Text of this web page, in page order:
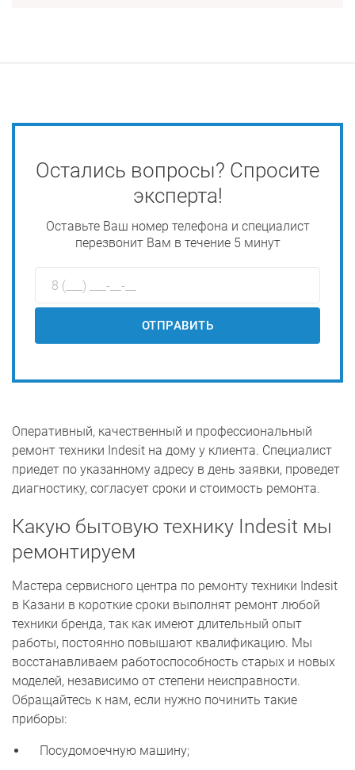
Остались вопросы? Спросите
эксперта!
Оставьте Ваш номер телефона и специалист
перезвонит Вам в течение 5 минут
ОТПРАВИТЬ
Оперативный, качественный и профессиональный
ремонт техники Indesit на дому у клиента. Специалист
приедет по указанному адресу в день заявки, проведет
диагностику, согласует сроки и стоимость ремонта.
Какую бытовую технику Indesit мы
ремонтируем
Мастера сервисного центра по ремонту техники Indesit
в Казани в короткие сроки выполнят ремонт любой
техники бренда, так как имеют длительный опыт
работы, постоянно повышают квалификацию. Мы
восстанавливаем работоспособность старых и новых
моделей, независимо от степени неисправности.
Обращайтесь к нам, если нужно починить такие
приборы:
Посудомоечную машину;